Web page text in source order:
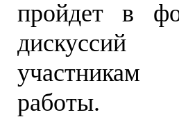
пройдет в
работы.